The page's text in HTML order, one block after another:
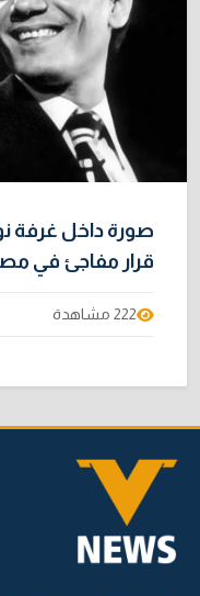
صورة داخل غرفة
قرار مفاجئ في
222 مشاهدة